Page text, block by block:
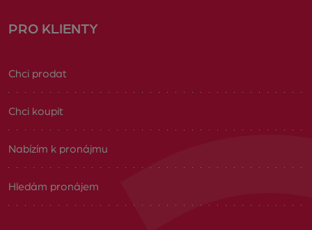
PRO KLIENTY
Chci prodat
Chci koupit
Nabízím k pronájmu
Hledám pronájem